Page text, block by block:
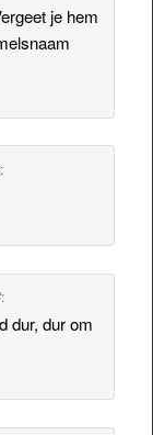
je hem
dur, dur om